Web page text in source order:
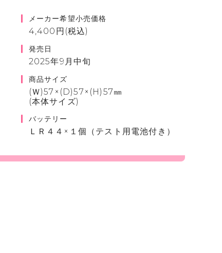
メーカー希望小売価格
4,400円(税込)
発売日
2025年9月中旬
商品サイズ
(Ｗ)57×(D)57×(H)57㎜
(本体サイズ)
バッテリー
ＬＲ４４×１個（テスト用電池付き）